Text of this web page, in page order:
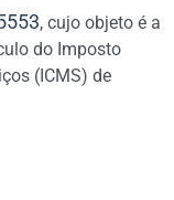
, cujo objeto é a
do Imposto
(ICMS) de